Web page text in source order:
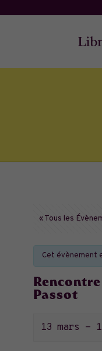
« Tous les
Cet évènement
Passot
13 mars -